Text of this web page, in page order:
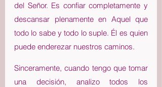
del Señor. Es confiar completamente y
descansar plenamente en Aquel que
todo lo sabe y todo lo suple. Él es quien
puede enderezar nuestros caminos.
Sinceramente, cuando tengo que tomar
una decisión, analizo todos los